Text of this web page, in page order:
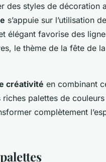
des styles de décoration
s’appuie sur l’utilisation
élégant favorise des
le thème de la fête de
créativité en combinant
palettes de
complètement